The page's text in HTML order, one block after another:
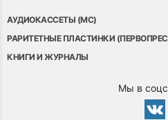
АУДИОКАССЕТЫ (MC)
РАРИТЕТНЫЕ ПЛАСТИНКИ
КНИГИ И ЖУРНАЛЫ
Мы в